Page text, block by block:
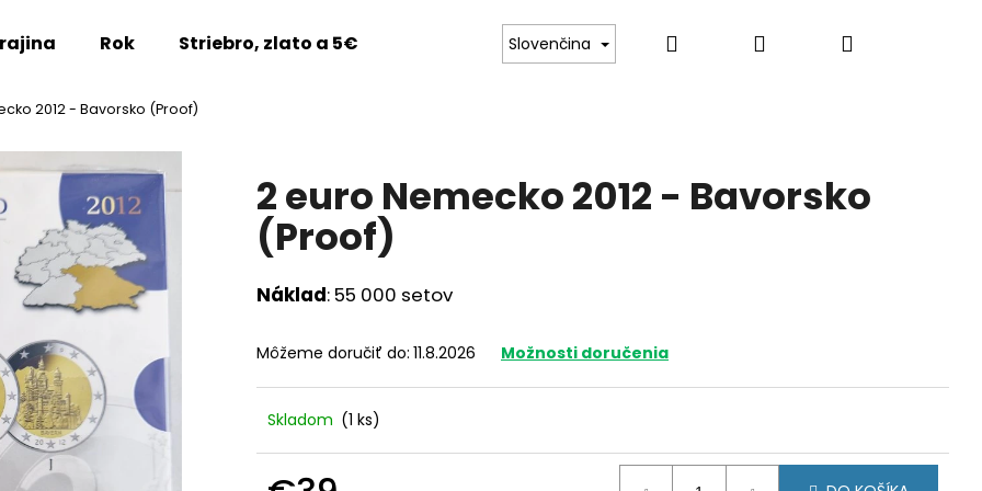
Rok Striebro, zlato a 5€ Vzácne mince Darčekové poukazy Kontakt
Slovenčina Hľadať PrihlásenieNákupný
2012 - Bavorsko (Proof)
2 euro Nemecko 2012 - Bavorsko
(Proof)
Náklad: 55 000 setov
Môžeme doručiť do: 11.8.2026 Možnosti doručenia
Skladom (1 ks)
Čo potrebujete nájsť?
HĽADAŤ
Odporúčame
2 EURO FRANCÚZSKO 2026 -